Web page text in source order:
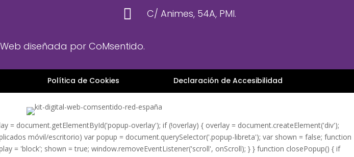
 C/ Animes, 54A, PMI.
Web diseñada por CoMsentido.
Política de Cookies Declaración de Accesibilidad
document.getElementById('popup-overlay'); if (!overlay) { overlay = document.createElement('div');
móvil/escritorio) var popup = document.querySelector('.popup-libreta'); var shown = false; function
= 'block'; shown = true; window.removeEventListener('scroll', onScroll); } } function closePopup() { if